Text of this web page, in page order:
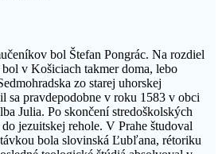
bol Štefan Pongrác. Na rozdiel
v Košiciach takmer doma, lebo
zo starej uhorskej
sa pravdepodobne v roku 1583 v obci
Julia. Po skončení stredoškolských
jezuitskej rehole. V Prahe študoval
bola slovinská Ľubľana, rétoriku